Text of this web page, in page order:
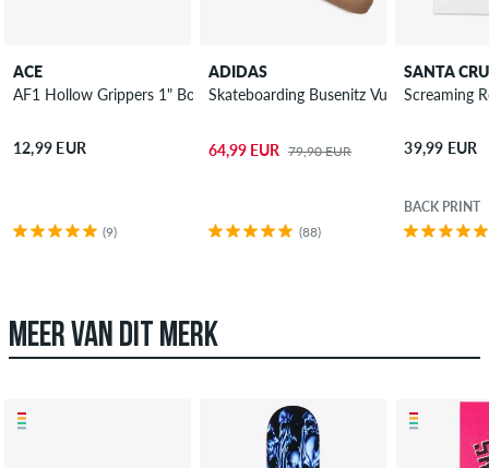
ACE
AF1 Hollow Grippers 1" Bouten pakket allen
12,99 EUR
(9)
ADIDAS
Skateboarding Busenitz Vulc II Schoen
64,99 EUR 79,90 EUR
(88)
SANTA
Screaming
39,99 EUR
BACK PRINT
MEER VAN DIT MERK